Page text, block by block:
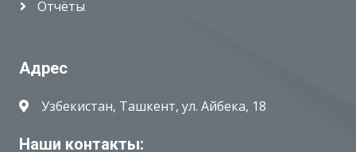
Отчёты
Адрес
Узбекистан, Ташкент, ул. Айбека, 18
Наши контакты: